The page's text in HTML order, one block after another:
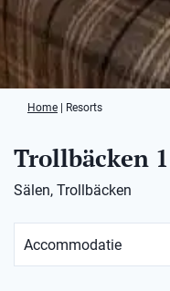
Home Resorts
Trollbäcken
Sälen, Trollbäcken